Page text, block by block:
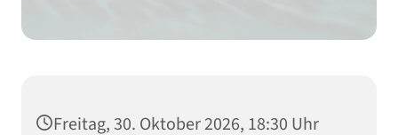
Freitag, 30. Oktober 2026, 18:30 Uhr